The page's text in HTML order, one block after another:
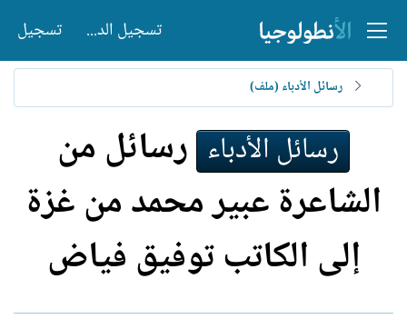
تسجيل الدخول تسجيل
رسائل الأدباء (ملف)
رسائل الأدباء رسائل من
الشاعرة عبير محمد من غزة
إلى الكاتب توفيق فياض